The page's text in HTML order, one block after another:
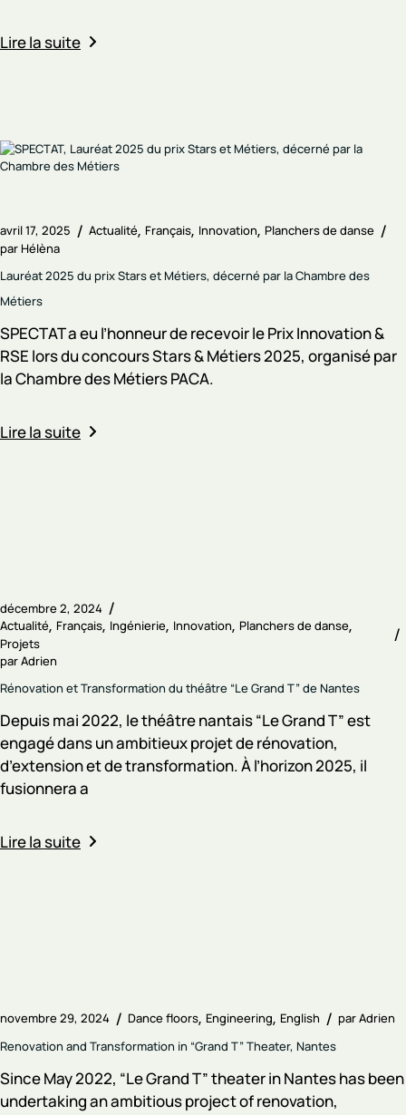
Lire la suite
avril 17, 2025 Actualité Français Innovation Planchers de danse
par Hélèna
Lauréat 2025 du prix Stars et Métiers, décerné par la Chambre des
Métiers
SPECTAT a eu l’honneur de recevoir le Prix Innovation &
RSE lors du concours Stars & Métiers 2025, organisé par
la Chambre des Métiers PACA.
Lire la suite
décembre 2, 2024
Actualité Français Ingénierie Innovation Planchers de danse
Projets
parAdrien
Rénovation et Transformation du théâtre “Le Grand T” de Nantes
Depuis mai 2022, le théâtre nantais “Le Grand T” est
engagé dans un ambitieux projet de rénovation,
d’extension et de transformation. À l’horizon 2025, il
fusionnera a
Lire la suite
novembre 29, 2024 Dance floors Engineering English parAdrien
Renovation and Transformation in “Grand T” Theater, Nantes
Since May 2022, “Le Grand T” theater in Nantes has been
undertaking an ambitious project of renovation,